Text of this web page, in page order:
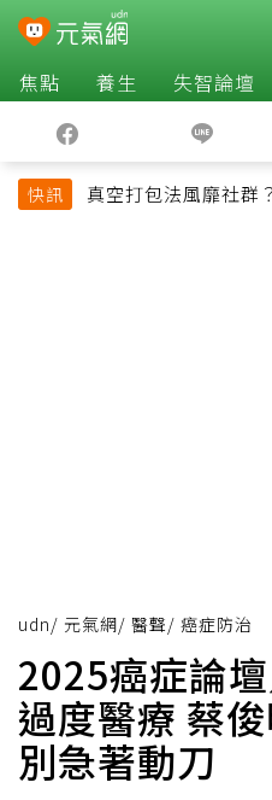
焦點 養生 失智論壇
快訊
真空打包法風靡社群
udn/ 元氣網/ 醫聲/ 癌症防治
2025癌症論
過度醫療 蔡
別急著動刀